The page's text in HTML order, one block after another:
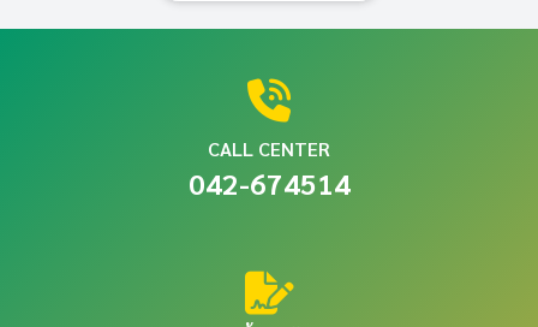
CALL CENTER
042-674514